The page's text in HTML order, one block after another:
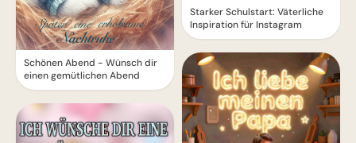
Schönen Abend - Wünsch dir
einen gemütlichen Abend
Starker Schulstart: Väterliche
Inspiration für Instagram